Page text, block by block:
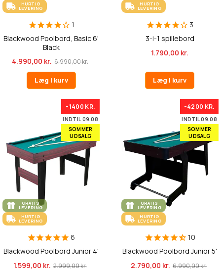
HURTIG
LEVERING
1
Blackwood Poolbord, Basic 6'
Black
4.990,00 kr. 6.990,00 kr.
Læg i kurv
HURTIG
LEVERING
3
3-i-1 spillebord
1.790,00 kr.
Læg i kurv
-1400 KR.
INDTIL 09.08
SOMMER
UDSALG
GRATIS
LEVERING
HURTIG
LEVERING
6
Blackwood Poolbord Junior 4'
1.599,00 kr. 2.999,00 kr.
-4200 KR.
INDTIL 09.08
SOMMER
UDSALG
GRATIS
LEVERING
HURTIG
LEVERING
10
Blackwood Poolbord Junior 5'
2.790,00 kr. 6.990,00 kr.